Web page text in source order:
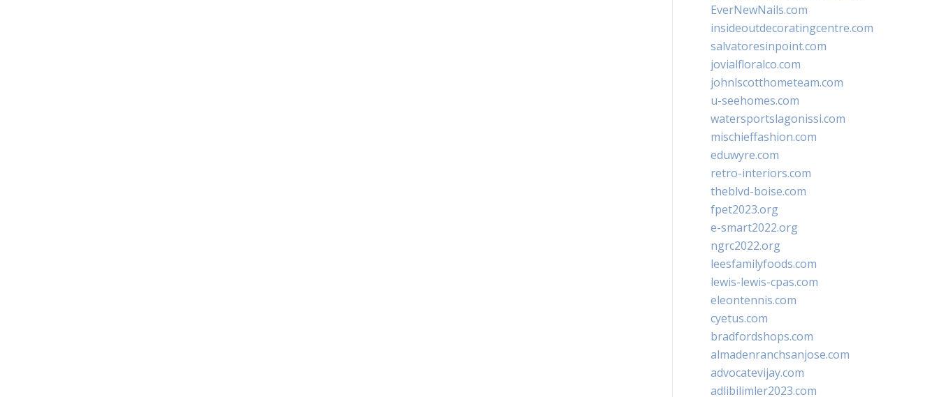
EverNewNails.com
insideoutdecoratingcentre.com
salvatoresinpoint.com
jovialfloralco.com
johnlscotthometeam.com
u-seehomes.com
watersportslagonissi.com
mischieffashion.com
eduwyre.com
retro-interiors.com
theblvd-boise.com
fpet2023.org
e-smart2022.org
ngrc2022.org
leesfamilyfoods.com
lewis-lewis-cpas.com
eleontennis.com
cyetus.com
bradfordshops.com
almadenranchsanjose.com
advocatevijay.com
adlibilimler2023.com